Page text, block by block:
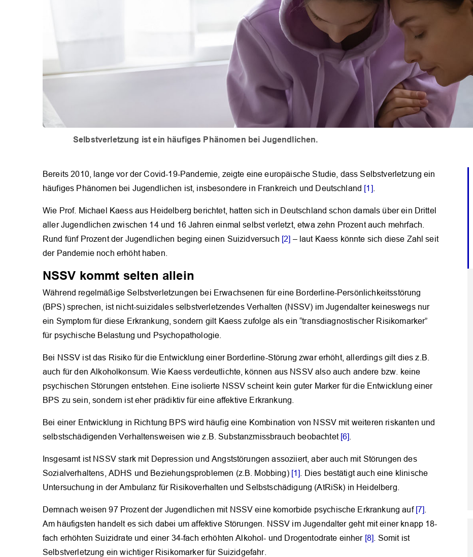
Selbstverletzung ist ein häufiges Phänomen bei Jugendlichen.
Bereits 2010, lange vor der Covid-19-Pandemie, zeigte eine europäische Studie, dass Selbstverletzung ein
häufiges Phänomen bei Jugendlichen ist, insbesondere in Frankreich und Deutschland [1]
Wie Prof. Michael Kaess aus Heidelberg berichtet, hatten sich in Deutschland schon damals über ein Drittel
aller Jugendlichen zwischen 14 und 16 Jahren einmal selbst verletzt, etwa zehn Prozent auch mehrfach.
Rund fünf Prozent der Jugendlichen beging einen Suizidversuch [2] – laut Kaess könnte sich diese Zahl seit
der Pandemie noch erhöht haben.
NSSV kommt selten allein
Während regelmäßige Selbstverletzungen bei Erwachsenen für eine Borderline-Persönlichkeitsstörung
(BPS) sprechen, ist nicht-suizidales selbstverletzendes Verhalten (NSSV) im Jugendalter keineswegs nur
ein Symptom für diese Erkrankung, sondern gilt Kaess zufolge als ein “transdiagnostischer Risikomarker”
für psychische Belastung und Psychopathologie.
Bei NSSV ist das Risiko für die Entwicklung einer Borderline-Störung zwar erhöht, allerdings gilt dies z.B.
auch für den Alkoholkonsum. Wie Kaess verdeutlichte, können aus NSSV also auch andere bzw. keine
psychischen Störungen entstehen. Eine isolierte NSSV scheint kein guter Marker für die Entwicklung einer
BPS zu sein, sondern ist eher prädiktiv für eine affektive Erkrankung.
Bei einer Entwicklung in Richtung BPS wird häufig eine Kombination von NSSV mit weiteren riskanten und
selbstschädigenden Verhaltensweisen wie z.B. Substanzmissbrauch beobachtet [6]
Insgesamt ist NSSV stark mit Depression und Angststörungen assoziiert, aber auch mit Störungen des
Sozialverhaltens, ADHS und Beziehungsproblemen (z.B. Mobbing) [1]
. Dies bestätigt auch eine klinische
Untersuchung in der Ambulanz für Risikoverhalten und Selbstschädigung (AtRiSk) in Heidelberg.
Demnach weisen 97 Prozent der Jugendlichen mit NSSV eine komorbide psychische Erkrankung auf [7]
Am häufigsten handelt es sich dabei um affektive Störungen. NSSV im Jugendalter geht mit einer knapp 18-
fach erhöhten Suizidrate und einer 34-fach erhöhten Alkohol- und Drogentodrate einher [8]
. Somit ist
Selbstverletzung ein wichtiger Risikomarker für Suizidgefahr.